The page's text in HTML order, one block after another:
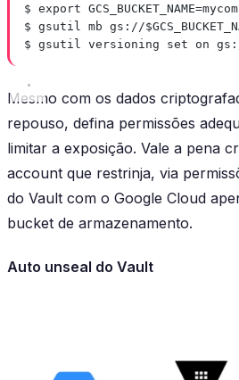
$ export
$ gsutil mb gs://
$ gsutil versioning set on gs://
Mesmo com os dados
repouso, defina permissões
limitar a exposição. Vale a pena
account que restrinja, via
do Vault com o Google Cloud
bucket de armazenamento.
Auto unseal do Vault